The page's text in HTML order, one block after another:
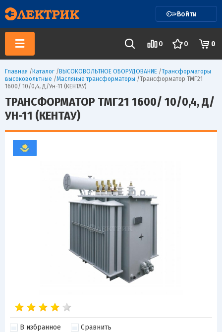
Войти
0 0 0
Главная /Каталог /ВЫСОКОВОЛЬТНОЕ ОБОРУДОВАНИЕ /Трансформаторы
высоковольтные /Масляные трансформаторы /Трансформатор ТМГ21
1600/ 10/0,4, Д/Ун-11 (КЕНТАУ)
ТРАНСФОРМАТОР ТМГ21 1600/ 10/0,4, Д/
УН-11 (КЕНТАУ)
В избранное Сравнить